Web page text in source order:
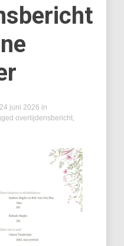
juni 2026 in
overlijdensbericht,